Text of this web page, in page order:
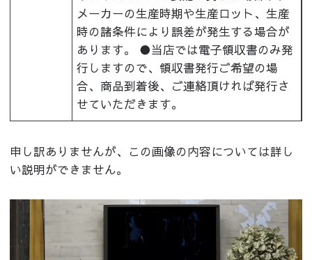
メーカーの生産時期や生産ロット、生産
時の諸条件により誤差が発生する場合が
あります。 ●当店では電子領収書のみ発
行しますので、領収書発行ご希望の場
合、商品到着後、ご連絡頂ければ発行さ
せていただきます。
申し訳ありませんが、この画像の内容については詳し
い説明ができません。